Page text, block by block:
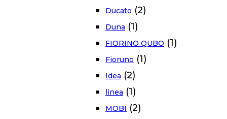
Ducato (2)
Duna (1)
FIORINO QUBO (1)
Fioruno (1)
Idea (2)
linea (1)
MOBI (2)